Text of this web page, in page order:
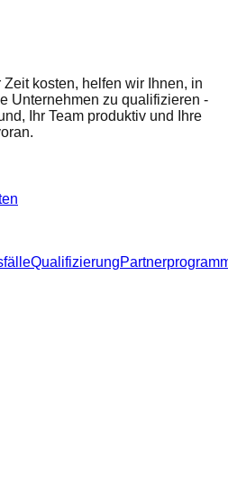
kosten, helfen wir Ihnen, in
Unternehmen zu qualifizieren -
Ihr Team produktiv und Ihre
Qualifizierung